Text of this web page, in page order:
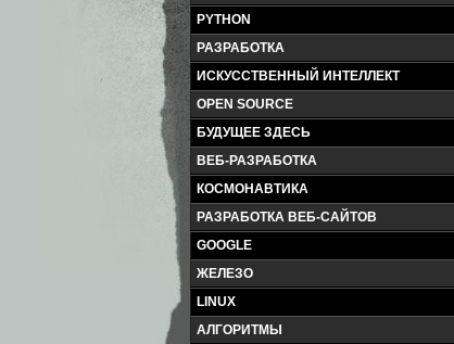
PYTHON
РАЗРАБОТКА
ИСКУССТВЕННЫЙ ИНТЕЛЛЕКТ
OPEN SOURCE
БУДУЩЕЕ ЗДЕСЬ
ВЕБ-РАЗРАБОТКА
КОСМОНАВТИКА
РАЗРАБОТКА ВЕБ-САЙТОВ
GOOGLE
ЖЕЛЕЗО
LINUX
АЛГОРИТМЫ